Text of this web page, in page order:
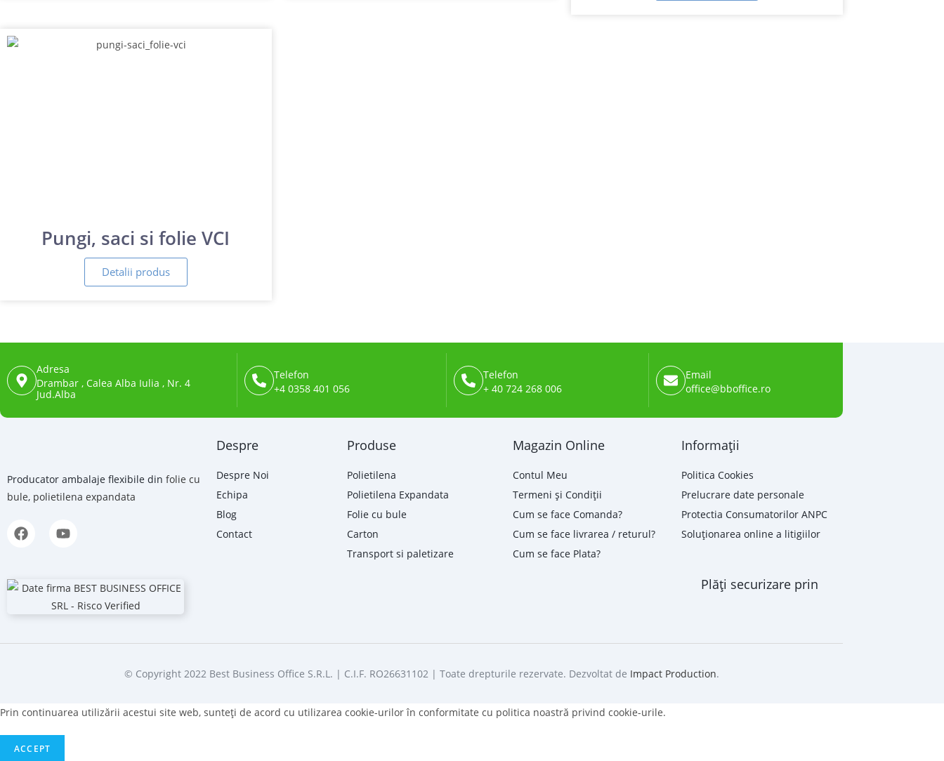
Pungi, saci si folie VCI
Detalii produs
Adresa
Drambar , Calea Alba Iulia , Nr. 4
Jud.Alba
Telefon
+4 0358 401 056
Telefon
+ 40 724 268 006
Email
office@bboffice.ro
Producator ambalaje flexibile din folie cu
bule, polietilena expandata
Despre
Despre Noi
Echipa
Blog
Contact
Produse
Polietilena
Polietilena Expandata
Folie cu bule
Carton
Transport si paletizare
Magazin Online
Contul Meu
Termeni și Condiții
Cum se face Comanda?
Cum se face livrarea / returul?
Cum se face Plata?
Informații
Politica Cookies
Prelucrare date personale
Protectia Consumatorilor ANPC
Soluționarea online a litigiilor
Plăți securizare prin
© Copyright 2022 Best Business Office S.R.L. | C.I.F. RO26631102 | Toate drepturile rezervate. Dezvoltat de Impact Production.
Prin continuarea utilizării acestui site web, sunteţi de acord cu utilizarea cookie-urilor în conformitate cu politica noastră privind cookie-urile.
ACCEPT